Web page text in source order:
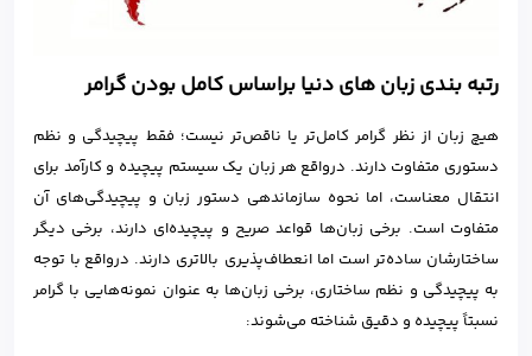
رتبه بندی زبان های دنیا براساس کامل بودن گرامر
هیچ زبان از نظر گرامر کامل‌تر یا ناقص‌تر نیست؛ فقط پیچیدگی و نظم
دستوری متفاوت دارند. درواقع هر زبان یک سیستم پیچیده و کارآمد برای
انتقال معناست، اما نحوه‌ سازماندهی دستور زبان و پیچیدگی‌های آن
متفاوت است. برخی زبان‌ها قواعد صریح و پیچیده‌ای دارند، برخی دیگر
ساختارشان ساده‌تر است اما انعطاف‌پذیری بالاتری دارند. درواقع با توجه
به پیچیدگی و نظم ساختاری، برخی زبان‌ها به عنوان نمونه‌هایی با گرامر
نسبتاً پیچیده و دقیق شناخته می‌شوند: